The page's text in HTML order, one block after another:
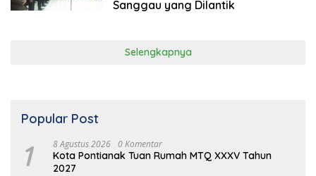
Sanggau yang Dilantik
Selengkapnya
Popular Post
1 8 Agustus 2026 0 Komentar
Kota Pontianak Tuan Rumah MTQ XXXV Tahun
2027